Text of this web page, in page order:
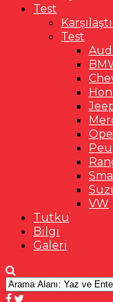
Test
Test
Opel
VW
Tutku
Bilgi
Galeri